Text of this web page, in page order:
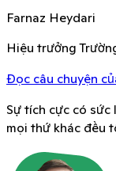
Farnaz Heydari
Hiệu trưởng
Đọc câu chuyện
Sự tích cực có sức
mọi thứ khác đều